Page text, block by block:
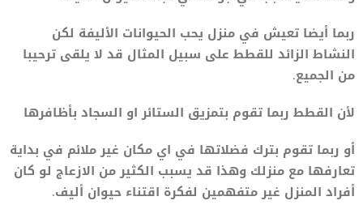
ربما أيضا تعيش في منزل يحب الحيوانات الأليفة لكن
النشاط الزائد للقطط على سبيل المثال قد لا يلقى ترحيبا
من الجميع.
لأن القطط ربما تقوم بتمزيق الستائر او السجاد بأظافرها
أو ربما تقوم بترك فضلاتها في اي مكان غير ملائم في بداية
تعارفها مع منزلك وهذا قد يسبب الكثير من الازعاج لو كان
أفراد المنزل غير متفهمين لفكرة اقتناء حيوان أليف.